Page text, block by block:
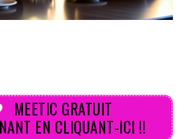
MEETIC GRATUIT
EN CLIQUANT-ICI !!